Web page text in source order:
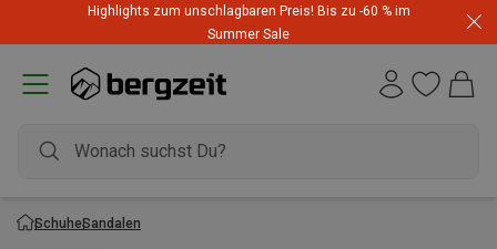
Highlights zum unschlagbaren Preis! Bis zu -60 % im
Summer Sale
SchuheSandalen